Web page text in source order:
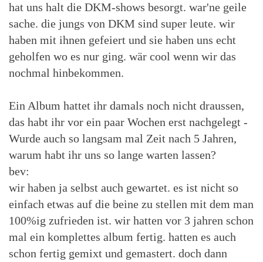
hat uns halt die DKM-shows besorgt. war'ne geile
sache. die jungs von DKM sind super leute. wir
haben mit ihnen gefeiert und sie haben uns echt
geholfen wo es nur ging. wär cool wenn wir das
nochmal hinbekommen.
Ein Album hattet ihr damals noch nicht draussen,
das habt ihr vor ein paar Wochen erst nachgelegt -
Wurde auch so langsam mal Zeit nach 5 Jahren,
warum habt ihr uns so lange warten lassen?
bev:
wir haben ja selbst auch gewartet. es ist nicht so
einfach etwas auf die beine zu stellen mit dem man
100%ig zufrieden ist. wir hatten vor 3 jahren schon
mal ein komplettes album fertig. hatten es auch
schon fertig gemixt und gemastert. doch dann